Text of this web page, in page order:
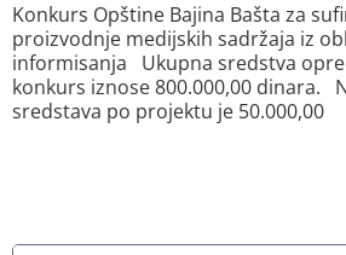
Konkurs Opštine Bajina Bašta za
proizvodnje medijskih sadržaja iz
informisanja Ukupna sredstva
konkurs iznose 800.000,00 dinara.
sredstava po projektu je 50.000,00